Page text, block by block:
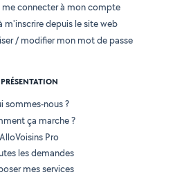
me connecter à mon compte
m'inscrire depuis le site web
/ modifier mon mot de passe
PRÉSENTATION
sommes-nous ?
ça marche ?
AlloVoisins Pro
les demandes
mes services